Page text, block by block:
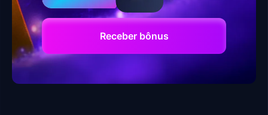
Receber bônus